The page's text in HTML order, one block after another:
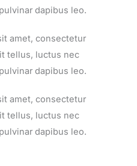
dapibus leo.
amet, consectetur
tellus, luctus nec
dapibus leo.
amet, consectetur
tellus, luctus nec
dapibus leo.